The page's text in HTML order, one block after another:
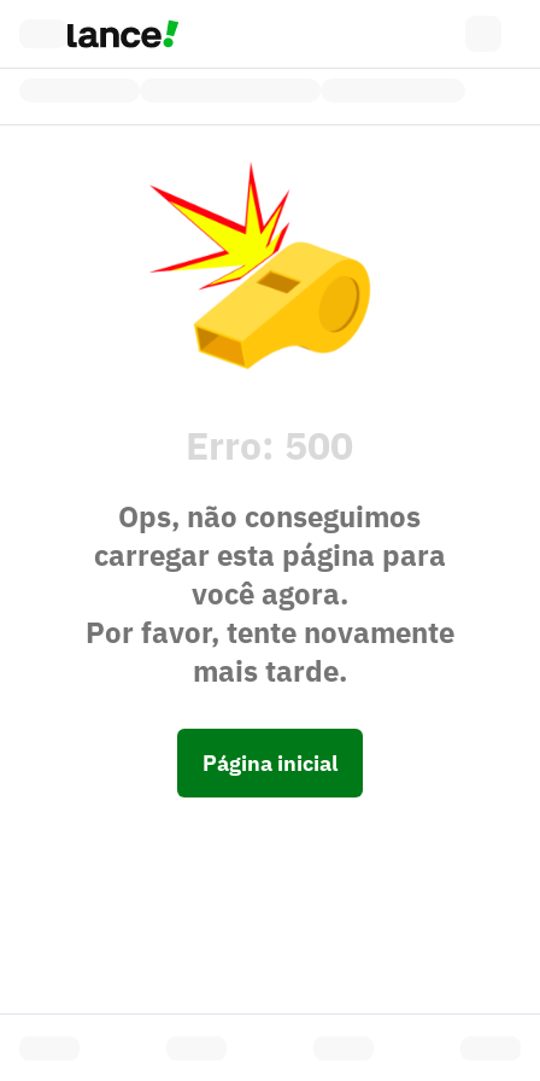
Erro: 500
Ops, não conseguimos
carregar esta página para
você agora.
Por favor, tente novamente
mais tarde.
Página inicial